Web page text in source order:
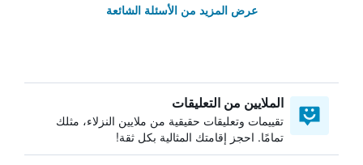
عرض المزيد من الأسئلة الشائعة
الملايين من التعليقات
تقييمات وتعليقات حقيقية من ملايين النزلاء، مثلك
تمامًا. احجز إقامتك المثالية بكل ثقة!